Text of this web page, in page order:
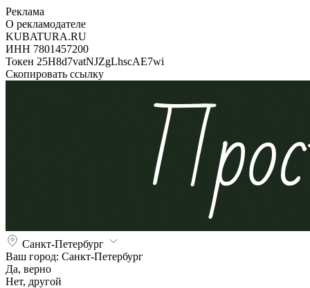
Реклама
О рекламодателе
KUBATURA.RU
ИНН 7801457200
Токен 25H8d7vatNJZgLhscAE7wi
Скопировать ссылку
Санкт-Петербург
Ваш город: Санкт-Петербург
Да, верно
Нет, другой